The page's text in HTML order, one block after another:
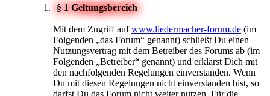
§ 1 Geltungsbereich
Mit dem Zugriff aufwww.liedermacher-forum.de (im
Folgenden „das Forum“ genannt) schließt Du einen
Nutzungsvertrag mit dem Betreiber des Forums ab (im
Folgenden „Betreiber“ genannt) und erklärst Dich mit
den nachfolgenden Regelungen einverstanden. Wenn
Du mit diesen Regelungen nicht einverstanden bist, so